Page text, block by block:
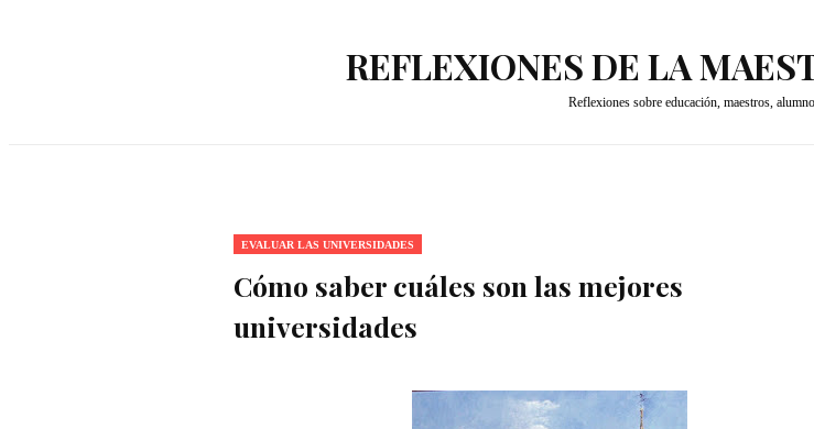
REFLEXIONES DE LA
Reflexiones sobre educación, maestros,
EVALUAR LAS UNIVERSIDADES
Cómo saber cuáles son las mejores
universidades